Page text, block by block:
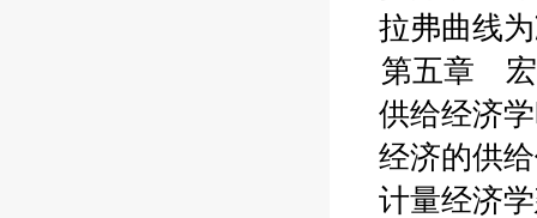
拉弗曲线为
第五章 宏
供给经济学
经济的供给
计量经济学